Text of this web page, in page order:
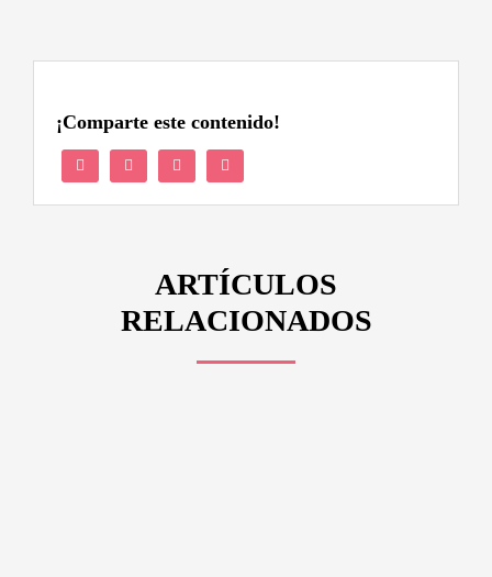
¡Comparte este contenido!
ARTÍCULOS
RELACIONADOS